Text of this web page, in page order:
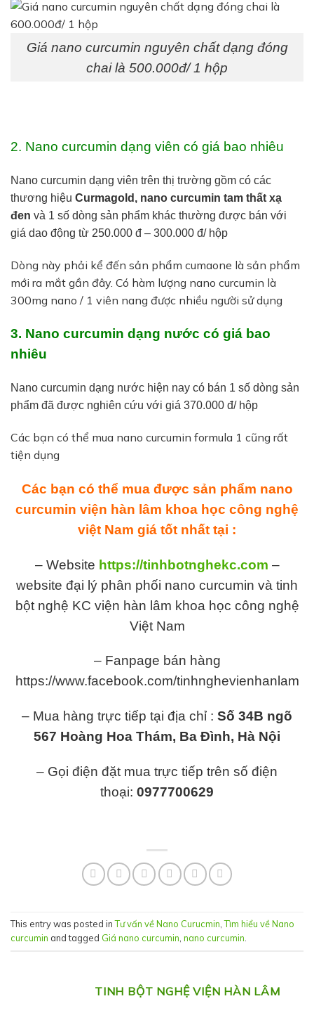
Giá nano curcumin nguyên chất dạng đóng
chai là 500.000đ/ 1 hộp
2. Nano curcumin dạng viên có giá bao nhiêu
Nano curcumin dạng viên trên thị trường gồm có các
thương hiệu Curmagold, nano curcumin tam thất xạ
đen và 1 số dòng sản phẩm khác thường được bán với
giá dao động từ 250.000 đ – 300.000 đ/ hộp
Dòng này phải kể đến sản phẩm cumaone là sản phẩm
mới ra mắt gần đây. Có hàm lượng nano curcumin là
300mg nano / 1 viên nang được nhiều người sử dụng
3. Nano curcumin dạng nước có giá bao
nhiêu
Nano curcumin dạng nước hiện nay có bán 1 số dòng sản
phẩm đã được nghiên cứu với giá 370.000 đ/ hộp
Các bạn có thể mua nano curcumin formula 1 cũng rất
tiện dụng
Các bạn có thể mua được sản phẩm nano
curcumin viện hàn lâm khoa học công nghệ
việt Nam giá tốt nhất tại :
– Website https://tinhbotnghekc.com –
website đại lý phân phối nano curcumin và tinh
bột nghệ KC viện hàn lâm khoa học công nghệ
Việt Nam
– Fanpage bán hàng
https://www.facebook.com/tinhnghevienhanlam
– Mua hàng trực tiếp tại địa chỉ : Số 34B ngõ
567 Hoàng Hoa Thám, Ba Đình, Hà Nội
– Gọi điện đặt mua trực tiếp trên số điện
thoại: 0977700629
This entry was posted inTư vấn về Nano Curucmin ,Tìm hiểu về Nano
curcumin and tagged Giá nano curcumin nano curcumin
TINH BỘT NGHỆ VIỆN HÀN LÂM